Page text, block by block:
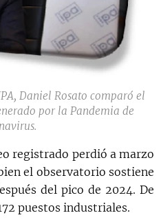
Daniel Rosato comparó el
por la Pandemia de
registrado perdió a marzo
el observatorio sostiene
del pico de 2024. De
puestos industriales.